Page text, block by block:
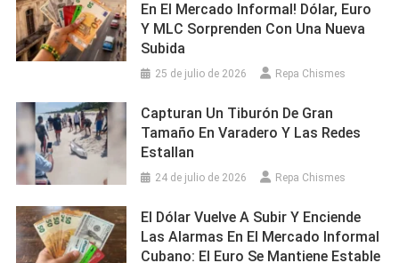
En El Mercado Informal! Dólar, Euro
Y MLC Sorprenden Con Una Nueva
Subida
25 de julio de 2026 Repa Chismes
Capturan Un Tiburón De Gran
Tamaño En Varadero Y Las Redes
Estallan
24 de julio de 2026 Repa Chismes
El Dólar Vuelve A Subir Y Enciende
Las Alarmas En El Mercado Informal
Cubano: El Euro Se Mantiene Estable